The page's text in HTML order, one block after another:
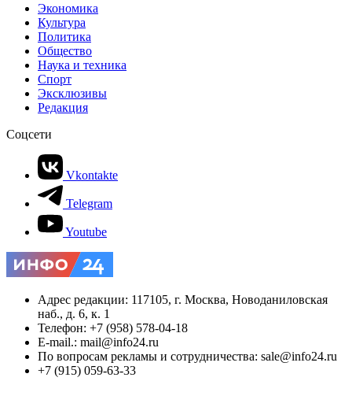
Экономика
Культура
Политика
Общество
Наука и техника
Спорт
Эксклюзивы
Редакция
Соцсети
Vkontakte
Telegram
Youtube
Адрес редакции: 117105, г. Москва, Новоданиловская
наб., д. 6, к. 1
Телефон: +7 (958) 578-04-18
E-mail.: mail@info24.ru
По вопросам рекламы и сотрудничества: sale@info24.ru
+7 (915) 059-63-33